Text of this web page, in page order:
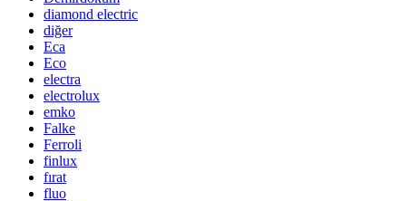
diamond electric
diğer
Eca
Eco
electra
electrolux
emko
Falke
Ferroli
finlux
fırat
fluo